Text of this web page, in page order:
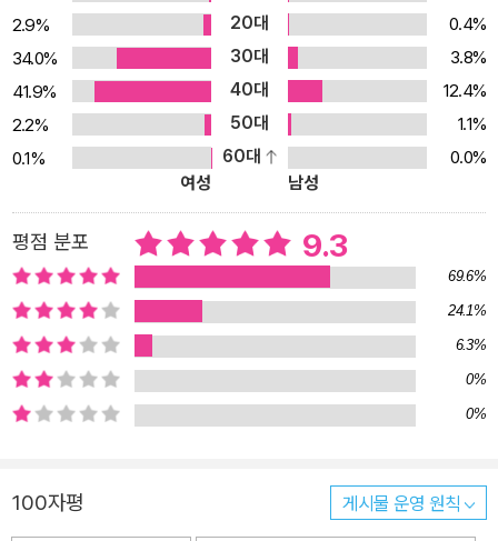
2.9%
20대
0.4%
34.0%
30대
3.8%
41.9%
40대
12.4%
2.2%
50대
1.1%
0.1%
60대
0.0%
여성
남성
평점 분포 9.3
69.6%
24.1%
6.3%
0%
0%
100자평 게시물 운영 원칙